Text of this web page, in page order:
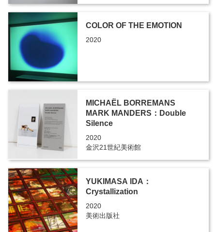
COLOR OF THE EMOTION
2020
MICHAËL BORREMANS
MARK MANDERS：Double
Silence
2020
金沢21世紀美術館
YUKIMASA IDA：
Crystallization
2020
美術出版社